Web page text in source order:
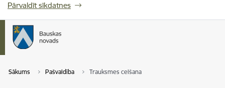
Pārvaldīt sīkdatnes
Sākums Pašvaldība Trauksmes celšana